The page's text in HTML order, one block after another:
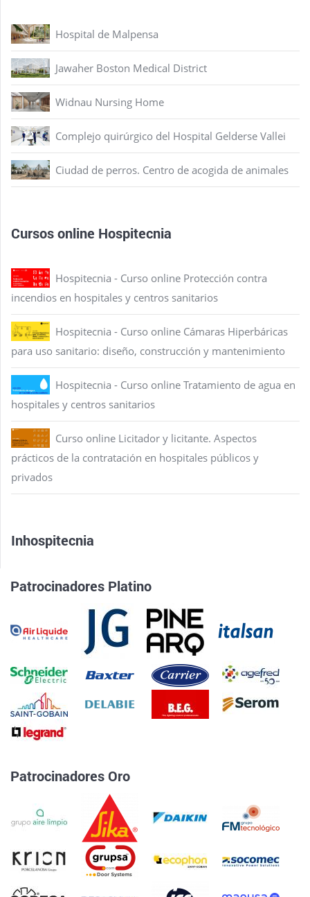
Hospital de Malpensa
Jawaher Boston Medical District
Widnau Nursing Home
Complejo quirúrgico del Hospital Gelderse Vallei
Ciudad de perros. Centro de acogida de animales
Cursos online Hospitecnia
Hospitecnia - Curso online Protección contra
incendios en hospitales y centros sanitarios
Hospitecnia - Curso online Cámaras Hiperbáricas
para uso sanitario: diseño, construcción y mantenimiento
Hospitecnia - Curso online Tratamiento de agua en
hospitales y centros sanitarios
Curso online Licitador y licitante. Aspectos
prácticos de la contratación en hospitales públicos y
privados
Inhospitecnia
Patrocinadores Platino
Patrocinadores Oro